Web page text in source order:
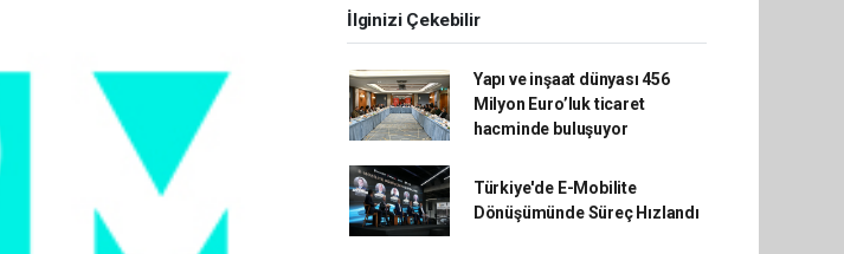
İlginizi Çekebilir
Yapı ve inşaat dünyası 456
Milyon Euro’luk ticaret
hacminde buluşuyor
Türkiye'de E-Mobilite
Dönüşümünde Süreç Hızlandı